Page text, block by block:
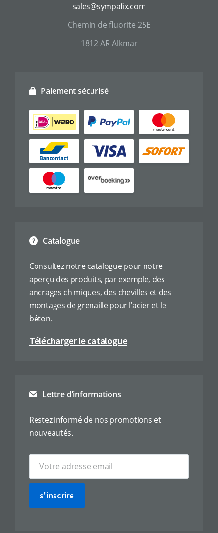
sales@sympafix.com
Chemin de fluorite 25E
1812 AR Alkmar
Catalogue
Consultez notre catalogue pour notre
aperçu des produits, par exemple, des
ancrages chimiques, des chevilles et des
montages de grenaille pour l'acier et le
béton.
Télécharger le catalogue
Paiement sécurisé
Lettre d’informations
Restez informé de nos promotions et
nouveautés.
s'inscrire